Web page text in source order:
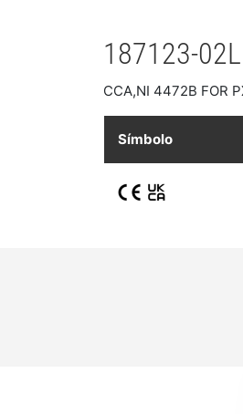
187123-02L
CCA,NI 4472B FOR
Símbolo